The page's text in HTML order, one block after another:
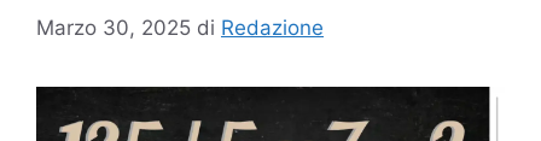
Marzo 30, 2025 di Redazione